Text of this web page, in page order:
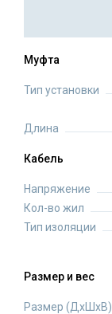
Муфта
Тип установки
Длина
Кабель
Напряжение
Кол-во жил
Тип изоляции
Размер и вес
Размер (ДхШхВ)